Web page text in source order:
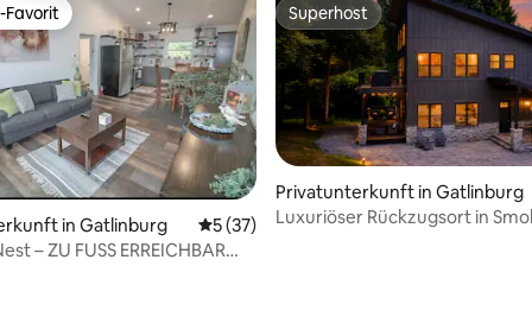
Gäste-Favorit.
Favorit
in Gatlinburg Durchschnittliche Bewertung: 5 von 5,
5 (37)
– ZU FUSS ERREICHBAR
Superhost
Superhost
Privatunterkunft in Gatlinburg
Luxuriöser Rückzugsort in